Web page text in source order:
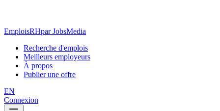
EmploisRHpar JobsMedia
Recherche d'emplois
Meilleurs employeurs
À propos
Publier une offre
EN
Connexion